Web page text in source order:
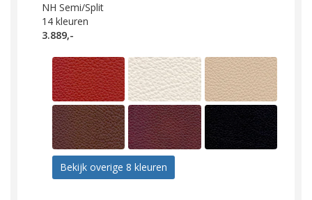
NH Semi/Split
14 kleuren
3.889,-
Bekijk overige 8 kleuren